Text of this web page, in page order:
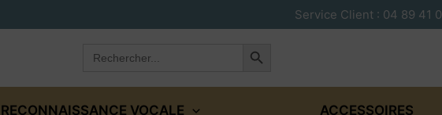
Service Client : 04 89 41
for:
RECONNAISSANCE VOCALE ACCESSOIRES